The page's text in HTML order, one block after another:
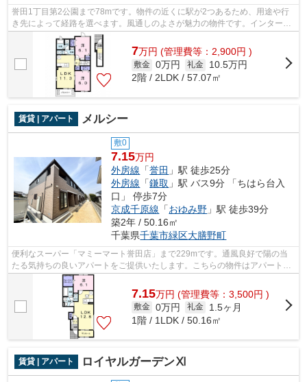
誉田1丁目第2公園まで78mです。物件の近くに駅が2つあるため、用途や行
き先によって経路を選べます。風通しのよさが魅力の物件です。インターネ
ットをご利用いただける物件です。ココ...
7万円 (管理費等：2,900円 )
敷金 0万円 礼金
10.5万円
2階 / 2LDK / 57.07㎡
賃貸 | アパート メルシー
敷0
7.15万円
外房線 「誉田 」駅 徒歩25分
外房線 「鎌取 」駅 バス9分 「ちはら台入
口」 停歩7分
京成千原線 「おゆみ野 」駅 徒歩39分
築2年 / 50.16㎡
千葉県千葉市緑区大膳野町
便利なスーパー「マミーマート誉田店」まで229mです。通風良好で陽の当
たる気持ちの良いアパートをご提供いたします。こちらの物件はアパートで
す。お家の中でパソコンを快適に使える...
7.15万円 (管理費等：3,500円 )
敷金 0万円 礼金
1.5ヶ月
1階 / 1LDK / 50.16㎡
賃貸 | アパート ロイヤルガーデンⅪ